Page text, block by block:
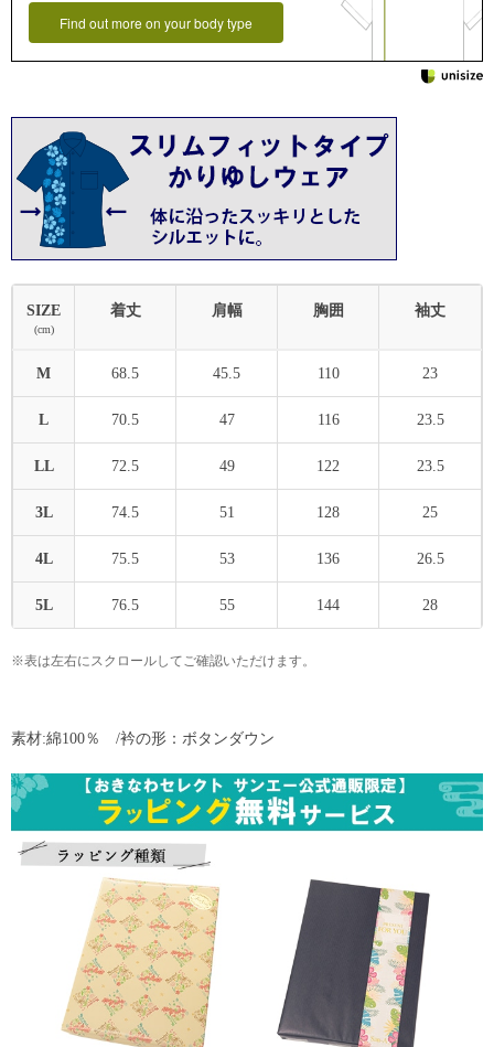
Find out more on your body type
SIZE
(cm)
着丈 肩幅 胸囲 袖丈
M 68.5 45.5 110 23
L 70.5 47 116 23.5
LL 72.5 49 122 23.5
3L 74.5 51 128 25
4L 75.5 53 136 26.5
5L 76.5 55 144 28
※表は左右にスクロールしてご確認いただけます。
素材:綿100％ /衿の形：ボタンダウン